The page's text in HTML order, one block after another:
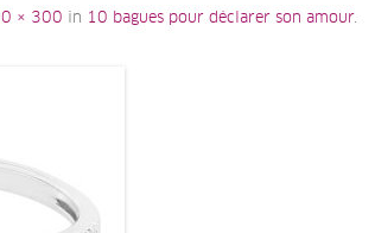
× 300 in 10 bagues pour déclarer son amour.